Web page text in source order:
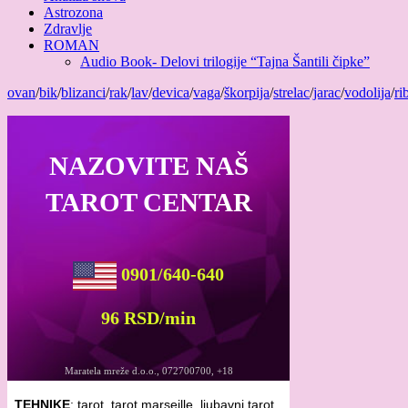
Astrozona
Zdravlje
ROMAN
Audio Book- Delovi trilogije “Tajna Šantili čipke”
ovan/bik/blizanci/rak/lav/devica/vaga/škorpija/strelac/jarac/vodolija/